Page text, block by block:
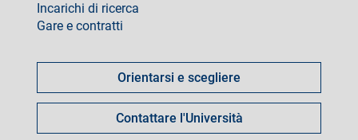
Incarichi di ricerca
Gare e contratti
fare
Orientarsi e scegliere
Contattare l'Università